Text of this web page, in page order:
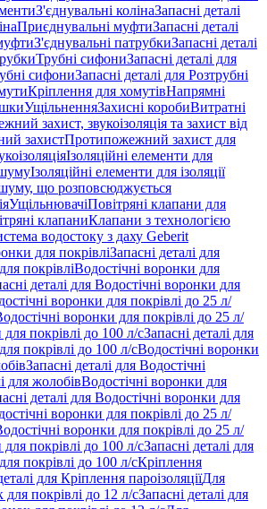
З'єднувальні колінаЗапасні деталі
Приєднувальні муфтиЗапасні деталі
З'єднувальні патрубкиЗапасні деталі
Трубні сифониЗапасні деталі для
сифониЗапасні деталі для Розтрубні
Кріплення для хомутівНапрямні
УщільненняЗахисні коробиВитратні
захист, звукоізоляція та захист від
захистПротипожежний захист для
Ізоляційні елементи для
шумуІзоляційні елементи для ізоляції
що розповсюджується
УщільнювачіПовітряні клапани для
клапаниКлапани з технологією
водостоку з даху Geberit
для покрівліЗапасні деталі для
покрівліВодостічні воронки для
деталі для Водостічні воронки для
воронки для покрівлі до 25 л/
воронки для покрівлі до 25 л/
покрівлі до 100 л/сЗапасні деталі для
покрівлі до 100 л/сВодостічні воронки
Запасні деталі для Водостічні
для жолобівВодостічні воронки для
деталі для Водостічні воронки для
воронки для покрівлі до 25 л/
воронки для покрівлі до 25 л/
покрівлі до 100 л/сЗапасні деталі для
покрівлі до 100 л/сКріплення
для Кріплення пароізоляціїДля
покрівлі до 12 л/сЗапасні деталі для